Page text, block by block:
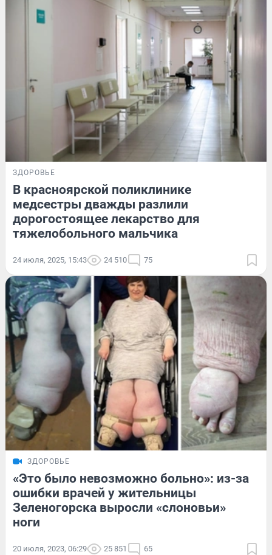
ЗДОРОВЬЕ
В красноярской поликлинике
медсестры дважды разлили
дорогостоящее лекарство для
тяжелобольного мальчика
24 июля, 2025, 15:43 24 510 75
ЗДОРОВЬЕ
«Это было невозможно больно»: из-за
ошибки врачей у жительницы
Зеленогорска выросли «слоновьи»
ноги
20 июля, 2023, 06:29 25 851 65